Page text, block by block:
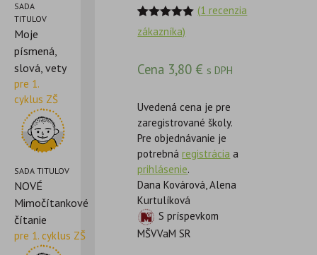
SADA
TITULOV
Moje
písmená,
slová, vety
pre 1.
cyklus ZŠ
SADA TITULOV
NOVÉ
Mimočítankové
čítanie
pre 1. cyklus ZŠ
Hodnotenie
5.00z 5 na
recenzie
(1 recenzia
zákazníka)
Cena 3,80 € s DPH
Uvedená cena je pre
zaregistrované školy.
Pre objednávanie je
potrebnáregistrácia a
prihlásenie.
Dana Kovárová, Alena
Kurtulíková
S príspevkom
MŠVVaM SR